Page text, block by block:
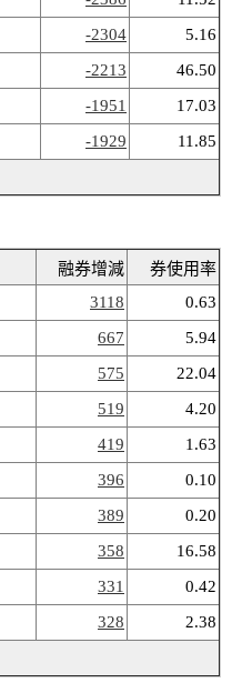
-2304
5.16
-2213
46.50
-1951
17.03
-1929 11.85
融券增減
券使用率
3118
0.63
667
5.94
575
22.04
519
4.20
419
1.63
396
0.10
389
0.20
358
16.58
331
0.42
328 2.38